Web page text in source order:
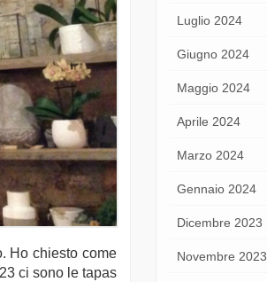
Ho chiesto come
ci sono le tapas
Luglio 2024
Giugno 2024
Maggio 2024
Aprile 2024
Marzo 2024
Gennaio 2024
Dicembre 2023
Novembre 2023